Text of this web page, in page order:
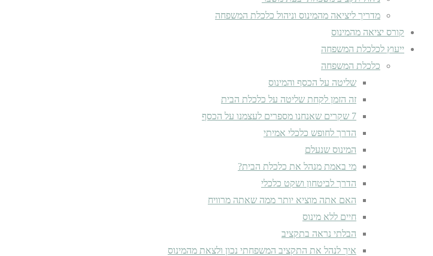
מדריך ליציאה מהמינוס וניהול כלכלת המשפחה
קורס יציאה מהמינוס
ייעוץ לכלכלת המשפחה
כלכלת המשפחה
שליטה על הכסף והמינוס
זה הזמן לקחת שליטה על כלכלת הבית
7 שקרים שאנחנו מספרים לעצמנו על הכסף
הדרך לחופש כלכלי אמיתי
המינוס שנעלם
מי באמת מנהל את כלכלת הבית?
הדרך לביטחון ושקט כלכלי
האם אתה מוציא יותר ממה שאתה מרוויח
חיים ללא מינוס
הבלתי נראה בתקציב
איך לנהל את התקציב המשפחתי נכון ולצאת מהמינוס